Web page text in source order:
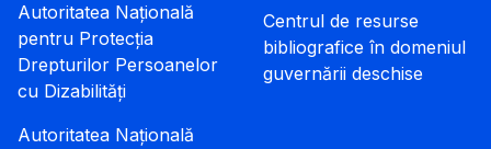
Autoritatea Națională
pentru Protecția
Drepturilor Persoanelor
cu Dizabilități
Autoritatea Națională
Centrul de resurse
bibliografice în domeniul
guvernării deschise